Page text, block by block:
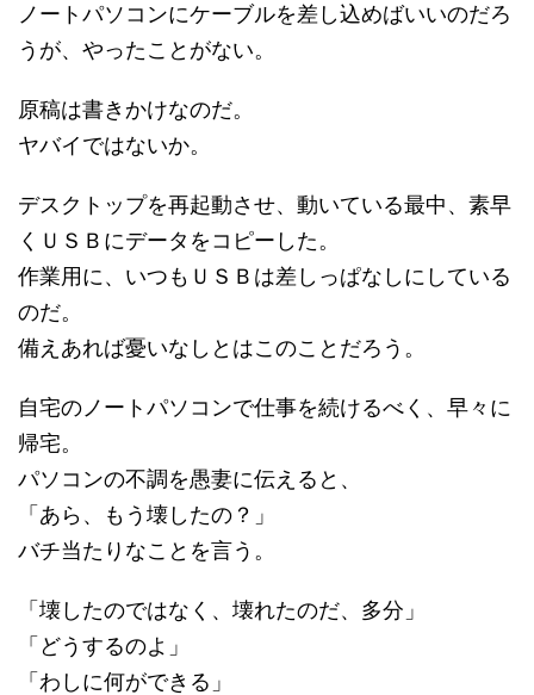
ノートパソコンにケーブルを差し込めばいいのだろ
うが、やったことがない。
原稿は書きかけなのだ。
ヤバイではないか。
デスクトップを再起動させ、動いている最中、素早
くＵＳＢにデータをコピーした。
作業用に、いつもＵＳＢは差しっぱなしにしている
のだ。
備えあれば憂いなしとはこのことだろう。
自宅のノートパソコンで仕事を続けるべく、早々に
帰宅。
パソコンの不調を愚妻に伝えると、
「あら、もう壊したの？」
バチ当たりなことを言う。
「壊したのではなく、壊れたのだ、多分」
「どうするのよ」
「わしに何ができる」